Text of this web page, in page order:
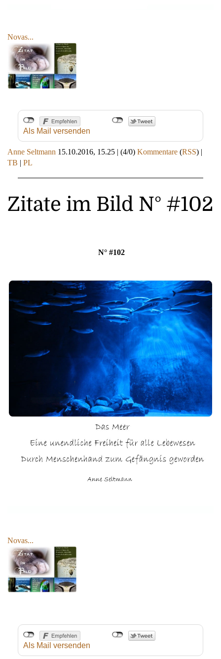
Novas...
Als Mail versenden
Anne Seltmann 15.10.2016, 15.25 | (4/0) Kommentare (RSS) |
TB | PL
Zitate im Bild N° #102
N° #102
Novas...
Als Mail versenden